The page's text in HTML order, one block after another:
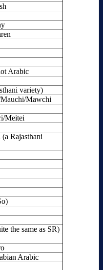
Arabic
variety)
Mawchi
Meitei
Rajasthani
the same as SR)
Arabic